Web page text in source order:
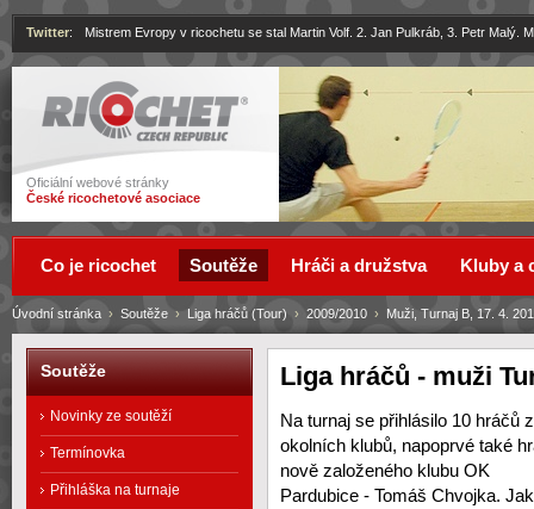
Ricochet
Oficiální webové stránky
České ricochetové asociace
Twitter: Mistrem Evropy v ricochetu se stal Martin Volf. 2. Jan Pulkráb, 3. Petr Malý.
Liga hráčů - muži
Na turnaj se přihlásilo 10 hráčů
okolních klubů, napoprvé také
nově založeného klubu OK
Pardubice - Tomáš Chvojka. Jak
Úvodní stránka › Soutěže › Liga hráčů (Tour) › 2009/2010 › Muži, Turnaj B, 17. 4.
Co je ricochet Soutěže Hráči a družstva Kluby a
Soutěže
Novinky ze soutěží
Termínovka
Přihláška na turnaje